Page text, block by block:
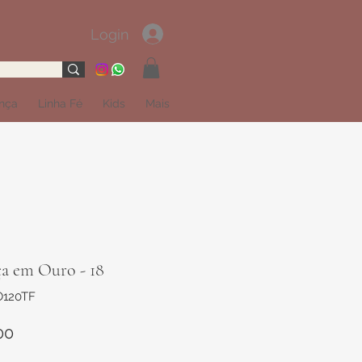
Login
Linha Fé Kids Mais
em Ouro - 18